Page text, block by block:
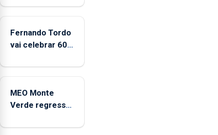
e
Fernando Tordo
vai celebrar 60
no Coliseu
MEO Monte
Verde regressa
acessibilidade